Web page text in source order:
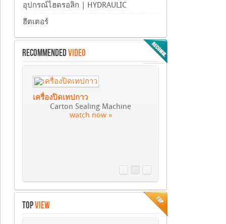
อุปกรณ์ไฮดรอลิก | HYDRAULIC
ฮีตเตอร์
RECOMMENDEDVIDEO
เครื่องปิดเทปกาว
Carton Sealing Machine
watch now »
TOPVIEW